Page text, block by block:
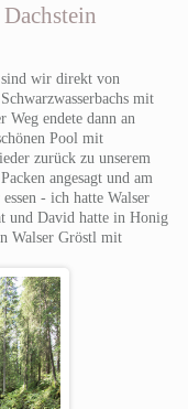
wir direkt von
mit
Weg endete dann an
Pool mit
zurück zu unserem
angesagt und am
- ich hatte Walser
und David hatte in Honig
Walser Gröstl mit